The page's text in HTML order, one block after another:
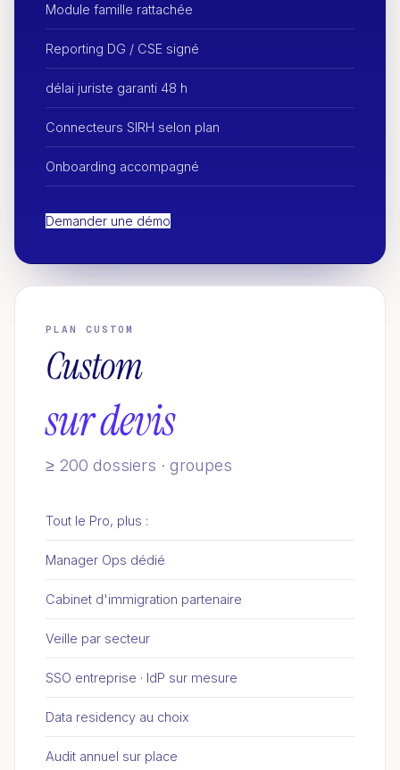
Module famille rattachée
Reporting DG / CSE signé
délai juriste garanti 48 h
Connecteurs SIRH selon plan
Onboarding accompagné
Demander une démo
PLAN CUSTOM
Custom
sur devis
≥ 200 dossiers · groupes
Tout le Pro, plus :
Manager Ops dédié
Cabinet d'immigration partenaire
Veille par secteur
SSO entreprise · IdP sur mesure
Data residency au choix
Audit annuel sur place